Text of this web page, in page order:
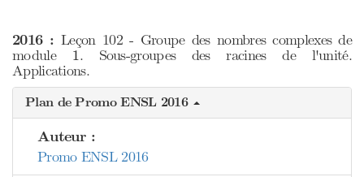
2016 : Leçon 102 - Groupe des nombres complexes de
module 1
1. Sous-groupes des racines de l'unité.
Applications.
Plan de Promo ENSL 2016
Auteur :
Promo ENSL 2016